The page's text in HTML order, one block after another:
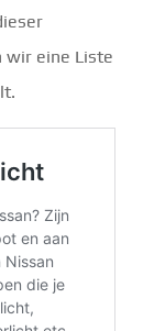
wir eine Liste